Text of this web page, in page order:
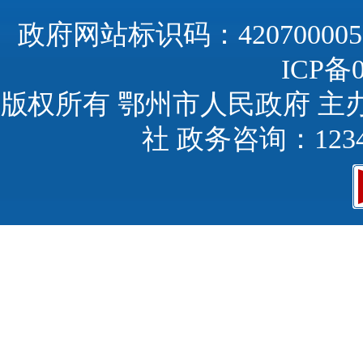
政府网站标识码：
ICP备
版权所有 鄂州市人民政府 主
社 政务咨询：